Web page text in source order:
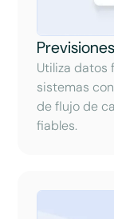
Utiliza datos
sistemas
de flujo de
fiables.